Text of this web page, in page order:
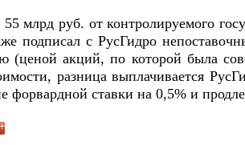
млрд руб. от контролируемого
подписал с РусГидро
(ценой акций, по которой была
разница выплачивается
форвардной ставки на 0,5% и